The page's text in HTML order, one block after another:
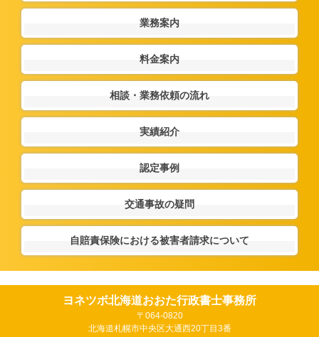
業務案内
料金案内
相談・業務依頼の流れ
実績紹介
認定事例
交通事故の疑問
自賠責保険における被害者請求について
ヨネツボ北海道おおた行政書士事務所
〒064-0820
北海道札幌市中央区大通西20丁目3番